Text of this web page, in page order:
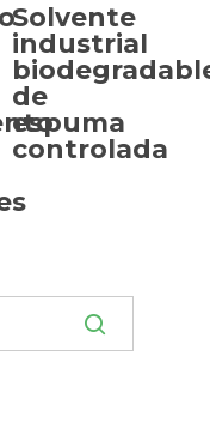
SELECCIONAR
OPCIONES
Solvente
industrial
de
espuma
controlada